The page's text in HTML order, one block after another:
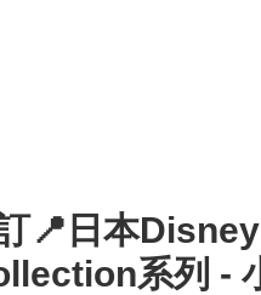
📍日本
系列 -